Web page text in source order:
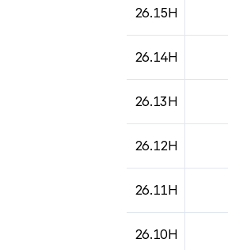
26.15H
26.14H
26.13H
26.12H
26.11H
26.10H